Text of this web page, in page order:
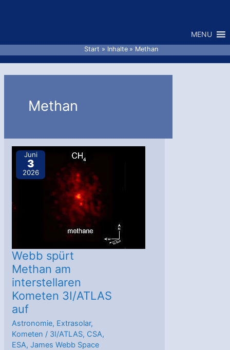
MENU
Start Inhalte Methan
Methan
Juni
3
2026
Webb spürt
Methan am
interstellaren
Kometen 3I/ATLAS
auf
Astronomie, Extrasolar,
Kometen / 3I/ATLAS, CSA,
ESA,James Webb Space